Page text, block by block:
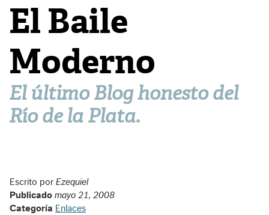
El Baile
Moderno
El último Blog honesto del
Río de la Plata.
Escrito porEzequiel
Publicado mayo 21, 2008
Categoría Enlaces